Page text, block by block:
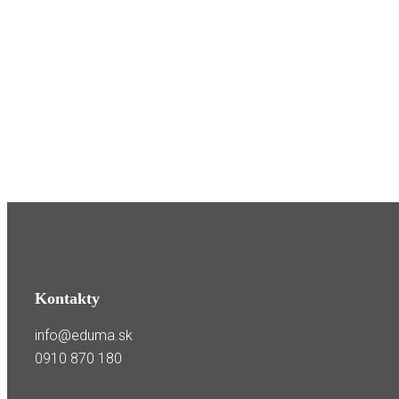
Kontakty
info@eduma.sk
0910 870 180